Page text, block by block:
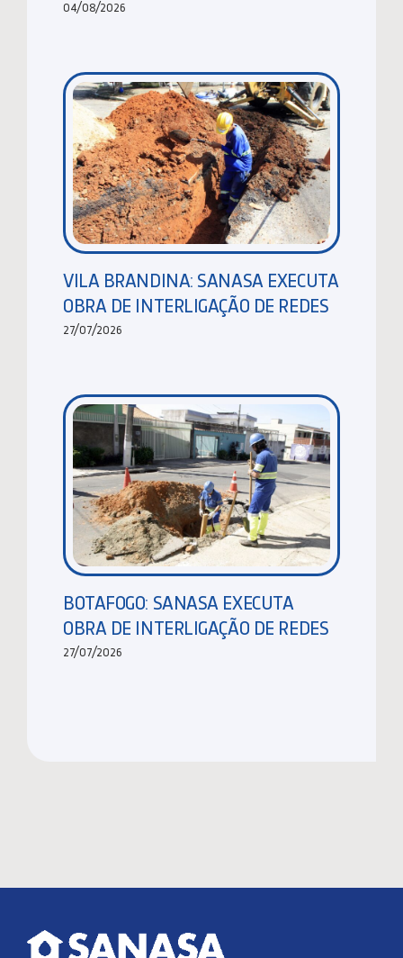
04/08/2026
VILA BRANDINA: SANASA EXECUTA
OBRA DE INTERLIGAÇÃO DE REDES
27/07/2026
BOTAFOGO: SANASA EXECUTA
OBRA DE INTERLIGAÇÃO DE REDES
27/07/2026